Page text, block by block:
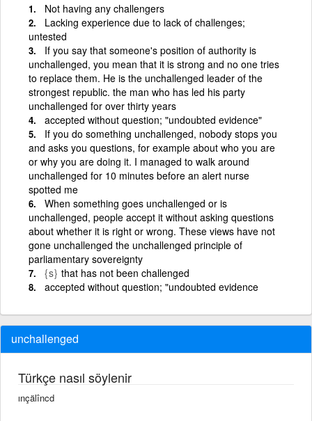
Not having any challengers
Lacking experience due to lack of challenges;
untested
If you say that someone's position of authority is
unchallenged, you mean that it is strong and no one tries
to replace them. He is the unchallenged leader of the
strongest republic. the man who has led his party
unchallenged for over thirty years
accepted without question; "undoubted evidence"
If you do something unchallenged, nobody stops you
and asks you questions, for example about who you are
or why you are doing it. I managed to walk around
unchallenged for 10 minutes before an alert nurse
spotted me
When something goes unchallenged or is
unchallenged, people accept it without asking questions
about whether it is right or wrong. These views have not
gone unchallenged the unchallenged principle of
parliamentary sovereignty
{s} that has not been challenged
accepted without question; "undoubted evidence
unchallenged
Türkçe nasıl söylenir
ınçälîncd